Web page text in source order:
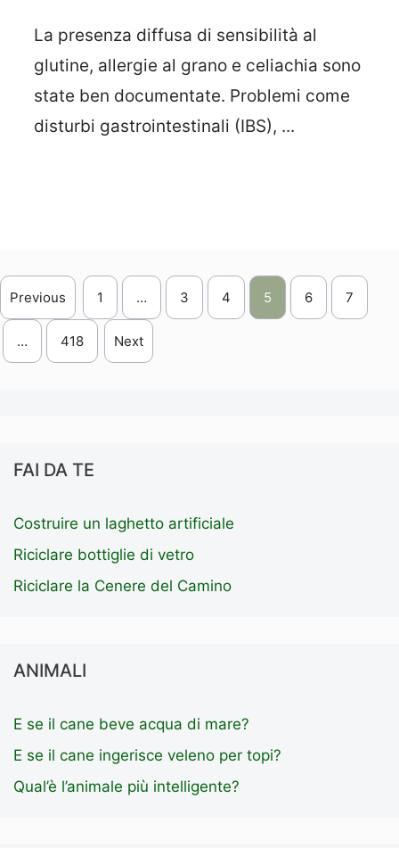
La presenza diffusa di sensibilità al
glutine, allergie al grano e celiachia sono
state ben documentate. Problemi come
disturbi gastrointestinali (IBS), ...
Previous 1 … 3 4 5 6 7
… 418 Next
FAI DA TE
Costruire un laghetto artificiale
Riciclare bottiglie di vetro
Riciclare la Cenere del Camino
ANIMALI
E se il cane beve acqua di mare?
E se il cane ingerisce veleno per topi?
Qual’è l’animale più intelligente?